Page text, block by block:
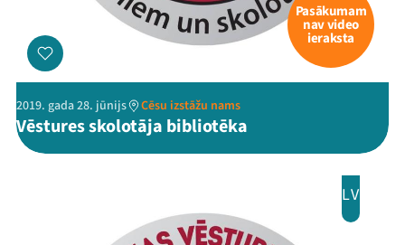
Pasākumam
nav video
ieraksta
2019. gada 28. jūnijs Cēsu izstāžu nams
Vēstures skolotāja bibliotēka
LV